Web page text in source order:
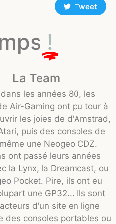
Tweet
!
La Team
les années 80, les
Air-Gaming ont pu tour à
les joies de d'Amstrad,
puis des consoles de
une Neogeo CDZ.
ont passé leurs années
la Lynx, la Dreamcast, ou
Pocket. Pire, ils ont eu
une GP32... Ils sont
d'un site en ligne
des consoles portables ou